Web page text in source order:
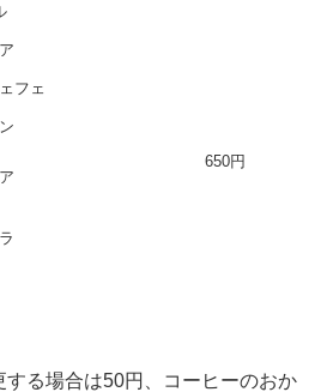
650円
フェ
する場合は50円、コーヒーのおか